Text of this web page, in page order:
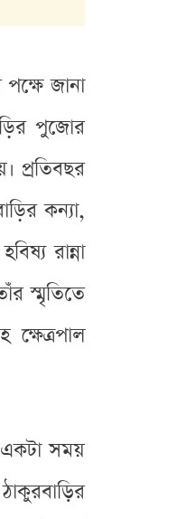
জানা
পুজোর
প্রতিবছর
কন্যা,
রান্না
স্মৃতিতে
একটা সময়